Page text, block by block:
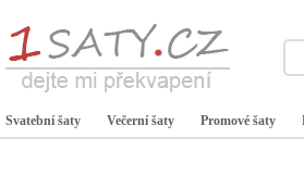
Svatební šaty Večerní šaty Promové šaty